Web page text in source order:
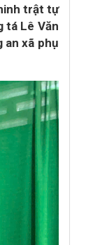
trật tự
tá Lê Văn
an xã phụ